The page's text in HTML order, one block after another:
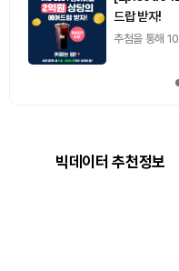
드랍 받자!
추첨을 통해
빅데이터 추천정보